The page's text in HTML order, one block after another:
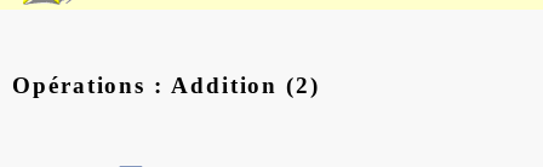
Opérations : Addition (2)